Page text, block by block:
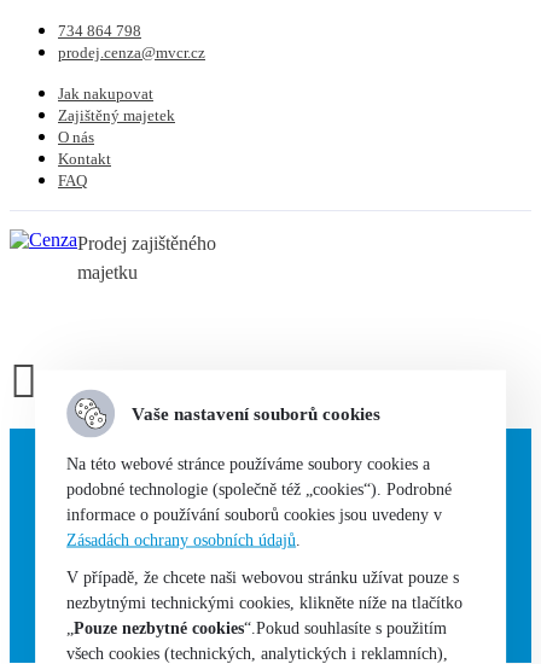
734 864 798
prodej.cenza@mvcr.cz
Jak nakupovat
Zajištěný majetek
O nás
Kontakt
FAQ
Prodej zajištěného
majetku
Elektro
Auto-moto
Hobby
Oblečení
Hodinky
Kola
Lodě
Technologie
Sběratelství
Vaše nastavení souborů cookies
Na této webové stránce používáme soubory cookies a
podobné technologie (společně též „cookies“). Podrobné
informace o používání souborů cookies jsou uvedeny v
Zásadách ochrany osobních údajů
V případě, že chcete naši webovou stránku užívat pouze s
nezbytnými technickými cookies, klikněte níže na tlačítko
„Pouze nezbytné cookies“.Pokud souhlasíte s použitím
všech cookies (technických, analytických i reklamních),